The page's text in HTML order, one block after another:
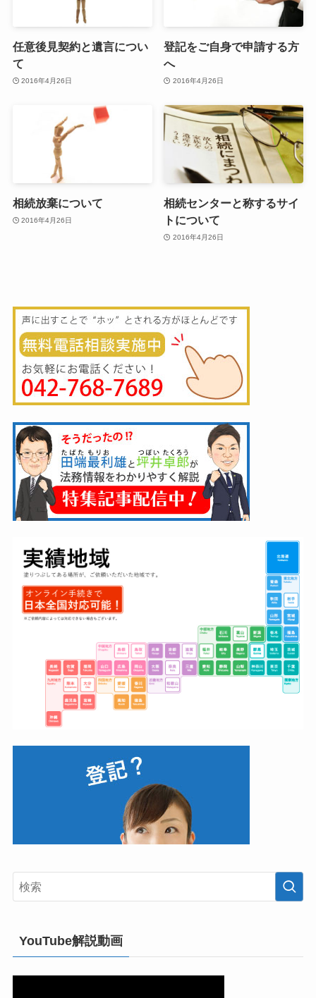
任意後見契約と遺言につい
て
2016年4月26日
登記をご自身で申請する方
へ
2016年4月26日
相続放棄について
2016年4月26日
相続センターと称するサイ
トについて
2016年4月26日
YouTube解説動画